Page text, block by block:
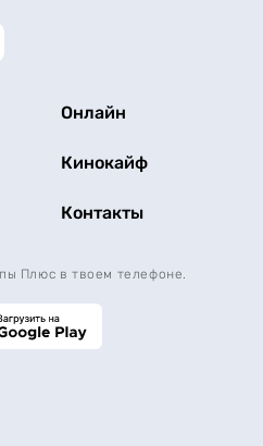
Онлайн
Кинокайф
Контакты
Плюс в твоем телефоне.